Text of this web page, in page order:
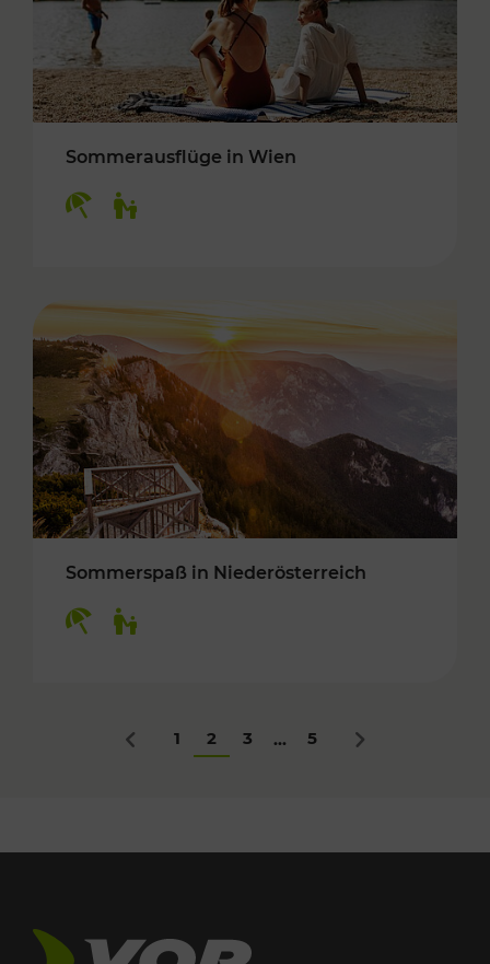
Sommerausflüge in Wien
Sommerspaß in Niederösterreich
Zurück
1 2 3 ... 5 Nächstes